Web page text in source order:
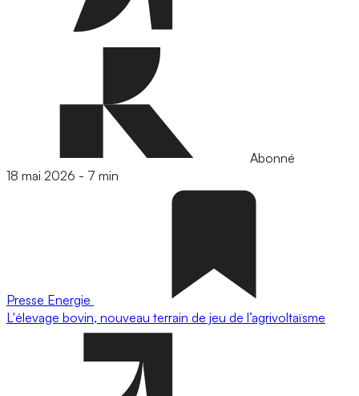
Abonné
18 mai 2026 - 7 min
Presse Energie
L'élevage bovin, nouveau terrain de jeu de l’agrivoltaïsme